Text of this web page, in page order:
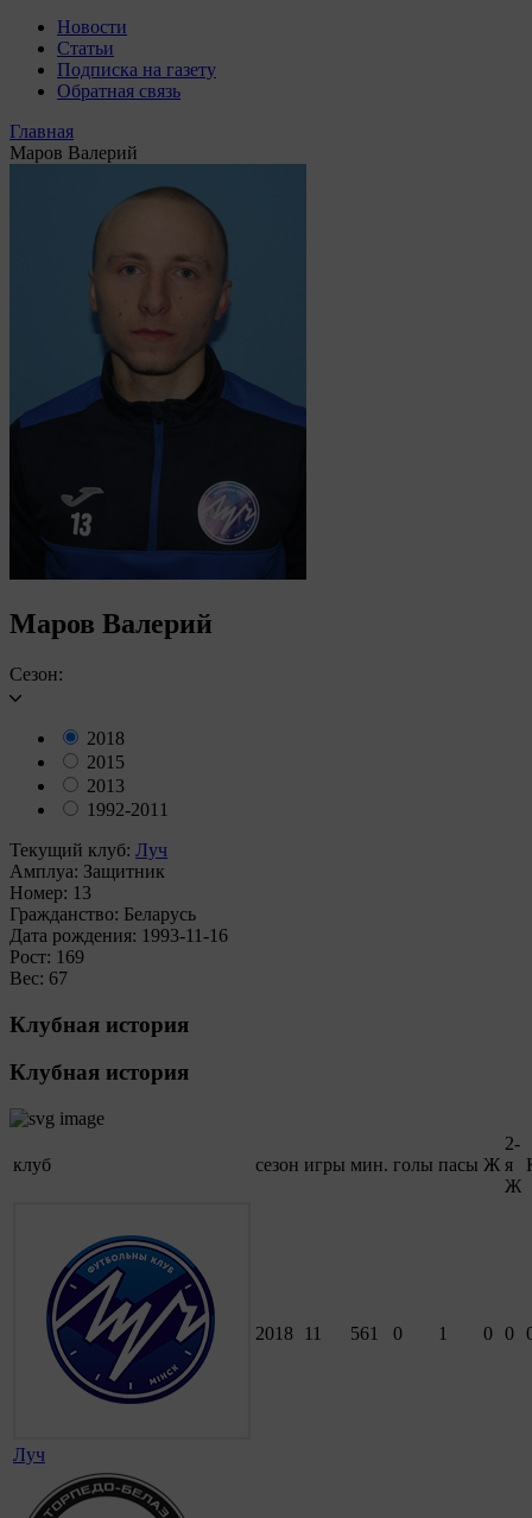
Новости
Статьи
Подписка на газету
Обратная связь
Главная
Маров Валерий
Маров Валерий
Сезон:
2018
2015
2013
1992-2011
Текущий клуб: Луч
Амплуа: Защитник
Номер: 13
Гражданство: Беларусь
Дата рождения: 1993-11-16
Рост: 169
Вес: 67
Клубная история
Клубная история
клуб сезон игры мин. голы пасы Ж
2-
я
Ж
Луч
2018 11 561 0 1 0 0